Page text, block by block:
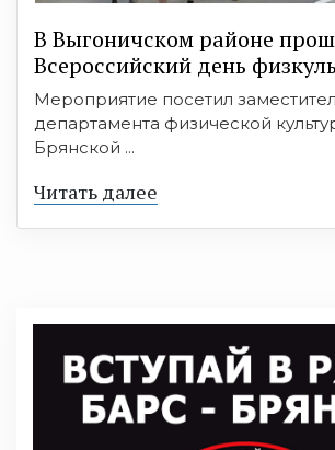
В Выгоничском районе
Всероссийский день
Мероприятие посетил
департамента физической
Брянской ...
Читать далее